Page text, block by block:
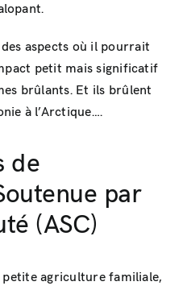
aspects où il pourrait
petit mais significatif
brûlants. Et ils brûlent
à l’Arctique….
de
par
(ASC)
petite agriculture familiale,